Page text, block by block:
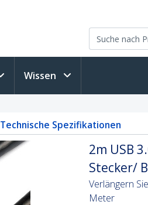
Wissen
Technische Spezifikationen
2m USB
Stecker/
Verlängern
Meter